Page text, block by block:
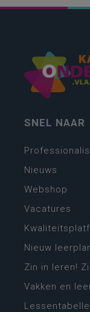
SNEL NAAR
Nieuws
Webshop
Vacatures
Nieuw
Zin in leren!
Vakken en